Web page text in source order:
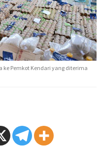
ke Pemkot Kendari yang diterima